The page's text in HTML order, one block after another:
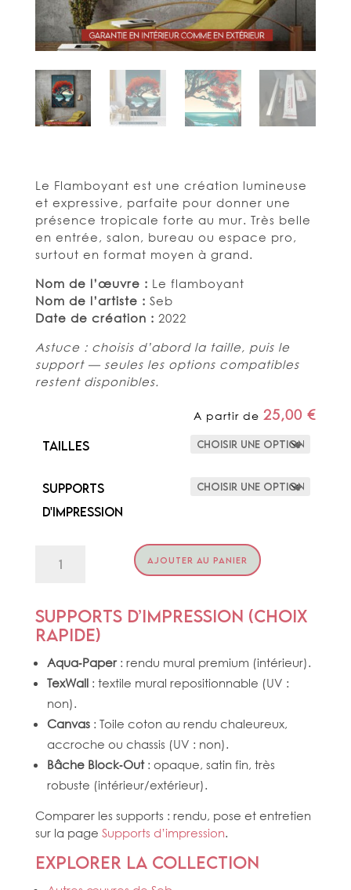
Le Flamboyant est une création lumineuse
et expressive, parfaite pour donner une
présence tropicale forte au mur. Très belle
en entrée, salon, bureau ou espace pro,
surtout en format moyen à grand.
Nom de l’œuvre : Le flamboyant
Nom de l’artiste : Seb
Date de création : 2022
Astuce : choisis d’abord la taille, puis le
support — seules les options compatibles
restent disponibles.
A partir de25,00€
Tailles
Supports
d'impression
AJOUTER AU PANIER
Supports d’impression (choix
rapide)
Aqua‑Paper: rendu mural premium (intérieur).
TexWall: textile mural repositionnable (UV :
non).
Canvas: Toile coton au rendu chaleureux,
accroche ou chassis (UV : non).
Bâche Block‑Out: opaque, satin fin, très
robuste (intérieur/extérieur).
Comparer les supports : rendu, pose et entretien
sur la page Supports d’impression.
Explorer la collection